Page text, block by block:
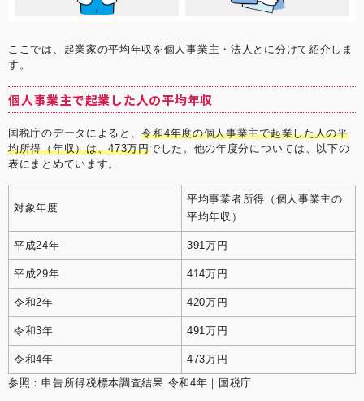
ここでは、起業家の平均年収を個人事業主・法人とに分けて紹介しま
す。
個人事業主で起業した人の平均年収
国税庁のデータによると、令和4年度の個人事業主で起業した人の平
均所得（年収）は、473万円でした。他の年度分については、以下の
表にまとめています。
対象年度
平均事業者所得（個人事業主の
平均年収）
平成24年 391万円
平成29年 414万円
令和2年 420万円
令和3年 491万円
令和4年
473万円
参照：申告所得税標本調査結果 令和4年｜国税庁